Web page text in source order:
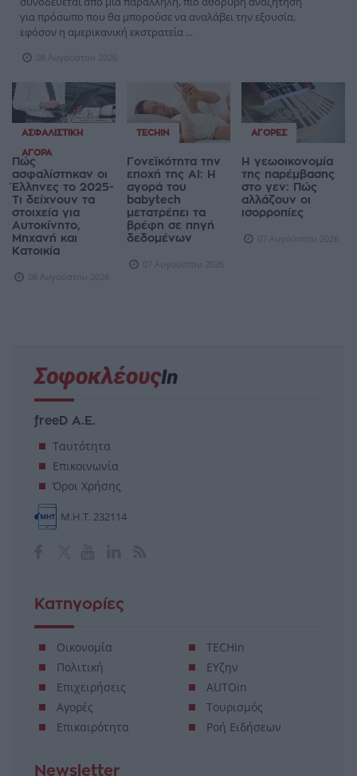
για πρόσωπο που θα μπορούσε να αναλάβει την εξουσία,
εφόσον η αμερικανική εκστρατεία ...
08 Αυγούστου 2026
ΑΣΦΑΛΙΣΤΙΚΉ
ΑΓΟΡΆ
Πώς
ασφαλίστηκαν οι
Έλληνες το 2025-
Τι δείχνουν τα
στοιχεία για
Αυτοκίνητο,
Μηχανή και
Κατοικία
08 Αυγούστου 2026
TECHIN
Γονεϊκότητα την
εποχή της AI: Η
αγορά του
babytech
μετατρέπει τα
βρέφη σε πηγή
δεδομένων
07 Αυγούστου 2026
ΑΓΟΡΈΣ
Η γεωοικονομία
της παρέμβασης
στο γεν: Πώς
αλλάζουν οι
ισορροπίες
07 Αυγούστου 2026
freeD Α.Ε.
Ταυτότητα
Επικοινωνία
Όροι Χρήσης
Μ.Η.Τ. 232114
Κατηγορίες
Οικονομία
Πολιτική
Επιχειρήσεις
Αγορές
Επικαιρότητα
TECHin
ΕΥζην
AUTOin
Τουρισμός
Ροή Ειδήσεων
Newsletter